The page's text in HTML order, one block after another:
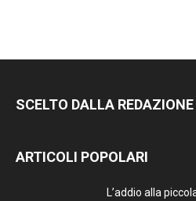
SCELTO DALLA REDAZIONE
ARTICOLI POPOLARI
L’addio alla